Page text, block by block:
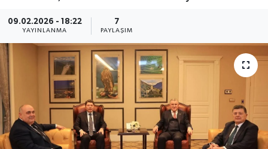
09.02.2026 - 18:22
YAYINLANMA
7
PAYLAŞIM
Magazin
Medya
Sağlık
Sinema
Haber Arşivi